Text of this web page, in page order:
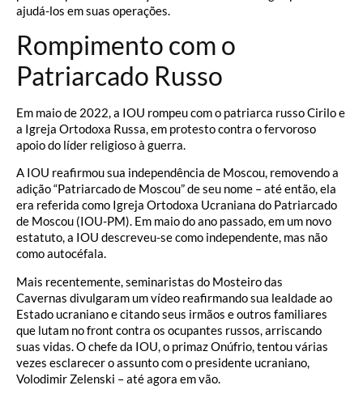
ajudá-los em suas operações.
Rompimento com o
Patriarcado Russo
Em maio de 2022, a IOU rompeu com o patriarca russo Cirilo e
a Igreja Ortodoxa Russa, em protesto contra o fervoroso
apoio do líder religioso à guerra.
A IOU reafirmou sua independência de Moscou, removendo a
adição “Patriarcado de Moscou” de seu nome – até então, ela
era referida como Igreja Ortodoxa Ucraniana do Patriarcado
de Moscou (IOU-PM). Em maio do ano passado, em um novo
estatuto, a IOU descreveu-se como independente, mas não
como autocéfala.
Mais recentemente, seminaristas do Mosteiro das
Cavernas divulgaram um vídeo reafirmando sua lealdade ao
Estado ucraniano e citando seus irmãos e outros familiares
que lutam no front contra os ocupantes russos, arriscando
suas vidas. O chefe da IOU, o primaz Onúfrio, tentou várias
vezes esclarecer o assunto com o presidente ucraniano,
Volodimir Zelenski – até agora em vão.